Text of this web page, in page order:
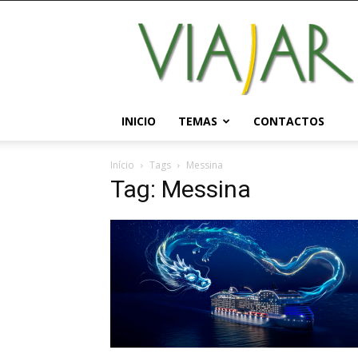
Viajar
Magazine
Online
INICIO TEMAS CONTACTOS
Início Tags Messina
Tag: Messina